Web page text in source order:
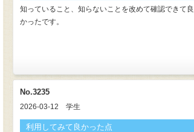
知っていること、知らないことを改めて確認できて良
かったです。
No.3235
2026-03-12 学生
利用してみて良かった点